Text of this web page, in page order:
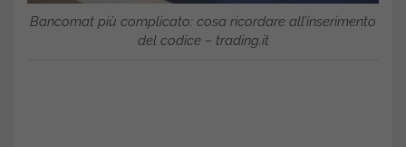
Bancomat più complicato: cosa ricordare all’inserimento
del codice – trading.it